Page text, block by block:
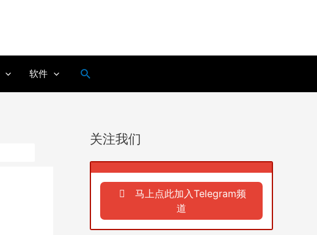
软件
搜
关注我们
马上点此加入Telegram频
道